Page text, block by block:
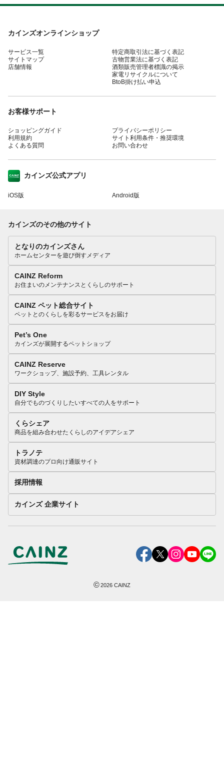
カインズオンラインショップ
サービス一覧
サイトマップ
店舗情報
特定商取引法に基づく表記
古物営業法に基づく表記
酒類販売管理者標識の掲示
家電リサイクルについて
BtoB掛け払い申込
お客様サポート
ショッピングガイド
利用規約
よくある質問
プライバシーポリシー
サイト利用条件・推奨環境
お問い合わせ
カインズ公式アプリ
iOS版 Android版
カインズのその他のサイト
となりのカインズさん
ホームセンターを遊び倒すメディア
CAINZ Reform
お住まいのメンテナンスとくらしのサポート
CAINZ ペット総合サイト
ペットとのくらしを彩るサービスをお届け
Pet’s One
カインズが展開するペットショップ
CAINZ Reserve
ワークショップ、施設予約、工具レンタル
DIY Style
自分でものづくりしたいすべての人をサポート
くらシェア
商品を組み合わせたくらしのアイデアシェア
トラノテ
資材調達のプロ向け通販サイト
採用情報
カインズ 企業サイト
©2026 CAINZ